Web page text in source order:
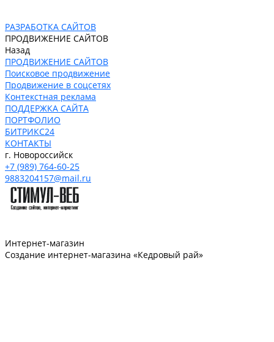
РАЗРАБОТКА САЙТОВ
ПРОДВИЖЕНИЕ САЙТОВ
Назад
ПРОДВИЖЕНИЕ САЙТОВ
Поисковое продвижение
Продвижение в соцсетях
Контекстная реклама
ПОДДЕРЖКА САЙТА
ПОРТФОЛИО
БИТРИКС24
КОНТАКТЫ
г. Новороссийск
+7 (989) 764-60-25
9883204157@mail.ru
Интернет-магазин
Создание интернет-магазина «Кедровый рай»